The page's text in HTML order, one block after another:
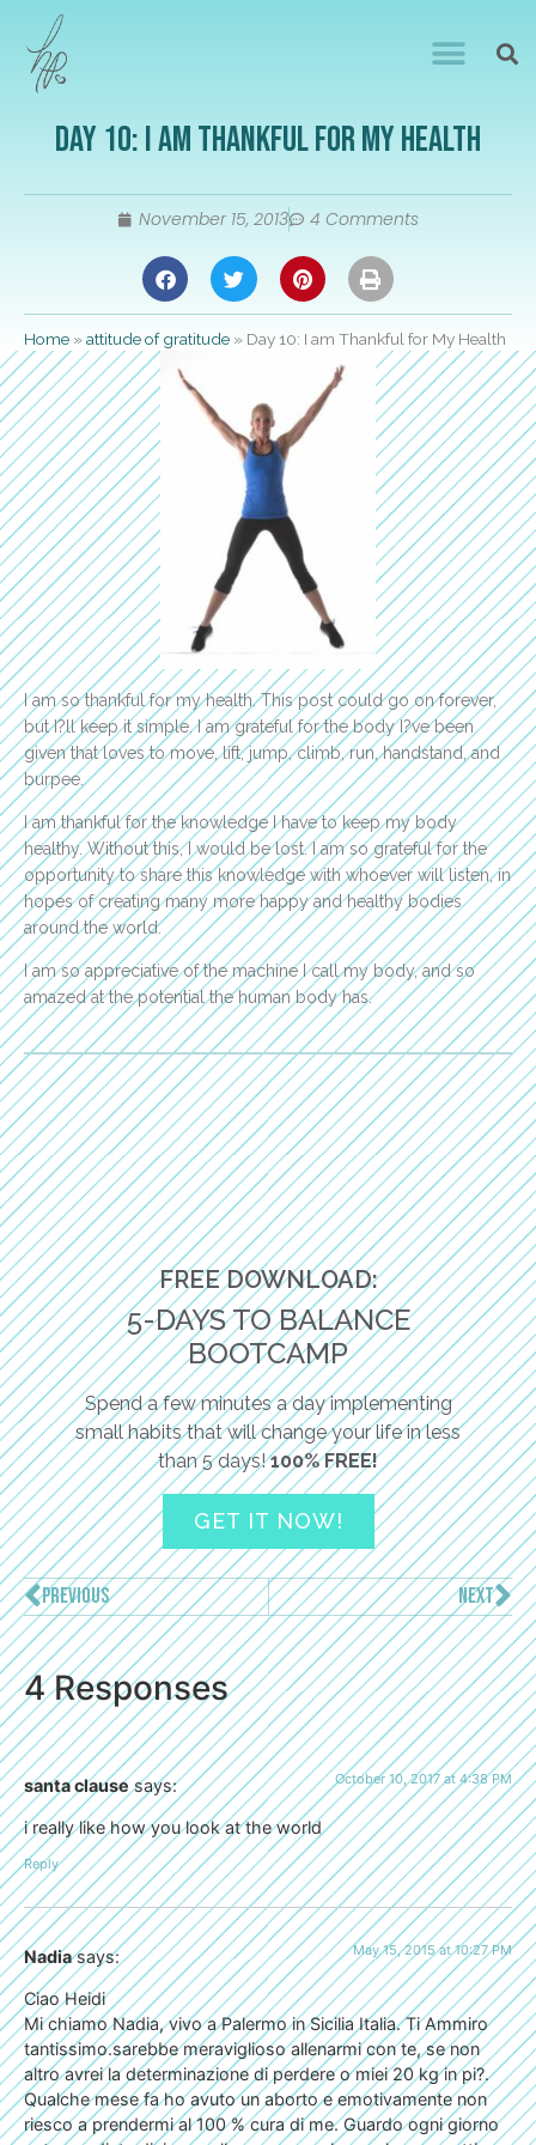
Day 10: I am Thankful for My Health
November 15, 2013 4 Comments
Home »attitude of gratitude » Day 10: I am Thankful for My Health
I am so thankful for my health. This post could go on forever,
but I?ll keep it simple. I am grateful for the body I?ve been
given that loves to move, lift, jump, climb, run, handstand, and
burpee.
I am thankful for the knowledge I have to keep my body
healthy. Without this, I would be lost. I am so grateful for the
opportunity to share this knowledge with whoever will listen, in
hopes of creating many more happy and healthy bodies
around the world.
I am so appreciative of the machine I call my body, and so
amazed at the potential the human body has.
FREE DOWNLOAD:
5-DAYS TO BALANCE
BOOTCAMP
Spend a few minutes a day implementing
small habits that will change your life in less
than 5 days!100% FREE!
GET IT NOW!
PREVIOUS NEXT
4 Responses
santa clause says: October 10, 2017 at 4:38 PM
i really like how you look at the world
Reply
Nadia says: May 15, 2015 at 10:27 PM
Ciao Heidi
Mi chiamo Nadia, vivo a Palermo in Sicilia Italia. Ti Ammiro
tantissimo.sarebbe meraviglioso allenarmi con te, se non
altro avrei la determinazione di perdere o miei 20 kg in pi?.
Qualche mese fa ho avuto un aborto e emotivamente non
riesco a prendermi al 100 % cura di me. Guardo ogni giorno